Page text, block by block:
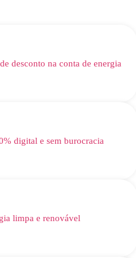
desconto na conta de energia​
digital e sem burocracia​
limpa e renovável​